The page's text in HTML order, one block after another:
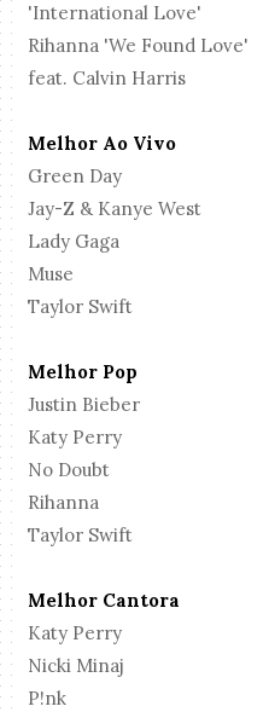
'International Love'
Rihanna 'We Found Love'
feat. Calvin Harris
Melhor Ao Vivo
Green Day
Jay-Z & Kanye West
Lady Gaga
Muse
Taylor Swift
Melhor Pop
Justin Bieber
Katy Perry
No Doubt
Rihanna
Taylor Swift
Melhor Cantora
Katy Perry
Nicki Minaj
P!nk